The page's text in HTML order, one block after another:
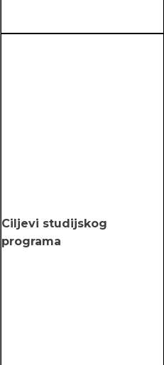
Ciljevi studijskog
programa